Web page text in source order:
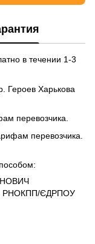
в течении 1-3
Героев Харькова
перевозчика.
перевозчика.
РНОКПП/ЄДРПОУ